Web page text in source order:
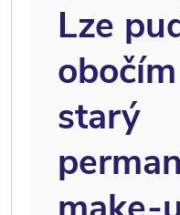
Lze
starý